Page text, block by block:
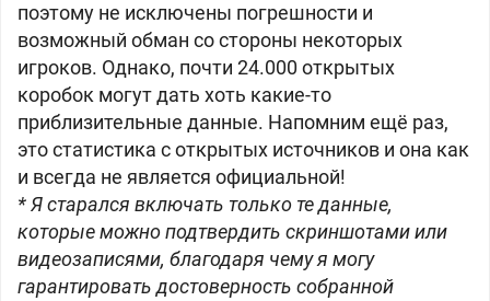
поэтому не исключены погрешности и
возможный обман со стороны некоторых
игроков. Однако, почти 24.000 открытых
коробок могут дать хоть какие-то
приблизительные данные. Напомним ещё раз,
это статистика с открытых источников и она как
и всегда не является официальной!
* Я старался включать только те данные,
которые можно подтвердить скриншотами или
видеозаписями, благодаря чему я могу
гарантировать достоверность собранной